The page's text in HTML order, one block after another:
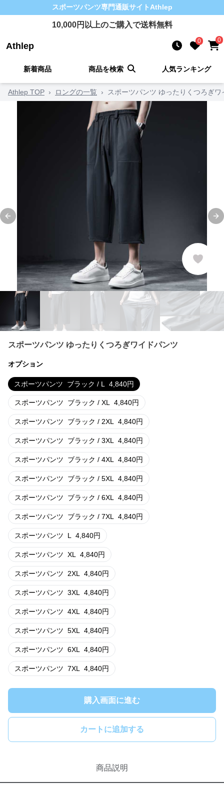
スポーツパンツ専門通販サイト Athlep
10,000円以上のご購入で送料無料
Athlep 0 0
新着商品 商品を検索 人気ランキング
Athlep TOP › ロングの一覧 › スポーツパンツ ゆったりくつろぎワ
Previous slide
スポーツパンツ ゆったりくつろぎワイドパンツ
オプション
スポーツパンツ ブラック / L 4,840円
スポーツパンツ ブラック / XL 4,840円
スポーツパンツ ブラック / 2XL 4,840円
スポーツパンツ ブラック / 3XL 4,840円
スポーツパンツ ブラック / 4XL 4,840円
スポーツパンツ ブラック / 5XL 4,840円
スポーツパンツ ブラック / 6XL 4,840円
スポーツパンツ ブラック / 7XL 4,840円
スポーツパンツ L 4,840円
スポーツパンツ XL 4,840円
スポーツパンツ 2XL 4,840円
スポーツパンツ 3XL 4,840円
スポーツパンツ 4XL 4,840円
スポーツパンツ 5XL 4,840円
スポーツパンツ 6XL 4,840円
スポーツパンツ 7XL 4,840円
購入画面に進む
カートに追加する
商品説明